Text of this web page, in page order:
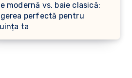
modernă vs. baie clasică:
perfectă pentru
ta